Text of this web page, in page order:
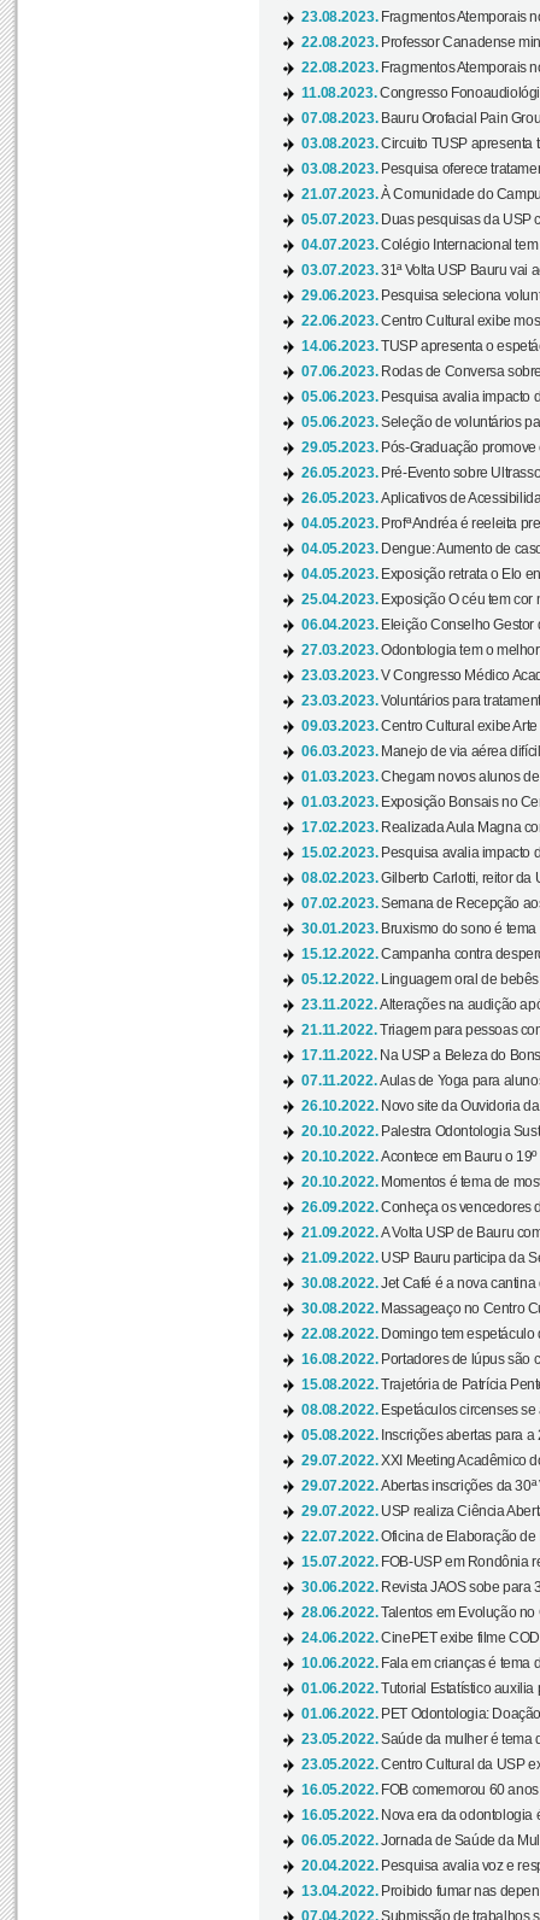
23.08.2023. Fragmentos Atemporais
22.08.2023. Professor Canadense
22.08.2023. Fragmentos Atemporais
11.08.2023.Congresso
07.08.2023. Bauru Orofacial Pain
03.08.2023.Circuito TUSP apresenta
03.08.2023. Pesquisa oferece
21.07.2023.À Comunidade do
05.07.2023. Duas pesquisas da USP
04.07.2023.Colégio Internacional
03.07.2023.31ª Volta USP Bauru vai
29.06.2023. Pesquisa seleciona
22.06.2023.Centro Cultural exibe
14.06.2023.TUSP apresenta o
07.06.2023. Rodas de Conversa
05.06.2023. Pesquisa avalia impacto
05.06.2023.Seleção de voluntários
29.05.2023. Pós-Graduação
26.05.2023. Pré-Evento sobre
26.05.2023.Aplicativos de
04.05.2023. Profª Andréa é reeleita
04.05.2023. Dengue: Aumento de
04.05.2023. Exposição retrata o Elo
25.04.2023. Exposição O céu tem cor
06.04.2023. Eleição Conselho Gestor
27.03.2023.Odontologia tem o
23.03.2023.V Congresso Médico
23.03.2023.Voluntários para
09.03.2023.Centro Cultural exibe
06.03.2023. Manejo de via aérea
01.03.2023.Chegam novos alunos
01.03.2023. Exposição Bonsais no
17.02.2023. Realizada Aula Magna
15.02.2023. Pesquisa avalia impacto
08.02.2023.Gilberto Carlotti, reitor da
07.02.2023.Semana de Recepção
30.01.2023. Bruxismo do sono é
15.12.2022.Campanha contra
05.12.2022.
Linguagem oral de
23.11.2022.Alterações na audição
21.11.2022.Triagem para pessoas
17.11.2022. Na USP a Beleza do
07.11.2022.Aulas de Yoga para
26.10.2022. Novo site da Ouvidoria
20.10.2022. Palestra Odontologia
20.10.2022.Acontece em Bauru o 19º
20.10.2022. Momentos é tema de
26.09.2022.Conheça os vencedores
21.09.2022.A Volta USP de Bauru
21.09.2022. USP Bauru participa da
30.08.2022.Jet Café é a nova
30.08.2022. Massageaço no Centro
22.08.2022. Domingo tem espetáculo
16.08.2022. Portadores de lúpus são
15.08.2022.Trajetória de Patrícia
08.08.2022. Espetáculos circenses
05.08.2022. Inscrições abertas para a
29.07.2022.XXI Meeting Acadêmico
29.07.2022.Abertas inscrições da 30ª
29.07.2022. USP realiza Ciência
22.07.2022.Oficina de Elaboração de
15.07.2022. FOB-USP em Rondônia
30.06.2022. Revista JAOS sobe para
28.06.2022.Talentos em Evolução no
24.06.2022.CinePET exibe filme
10.06.2022. Fala em crianças é tema
01.06.2022.Tutorial Estatístico auxilia
01.06.2022. PET Odontologia:
23.05.2022.Saúde da mulher é tema
23.05.2022.Centro Cultural da USP
16.05.2022. FOB comemorou 60
16.05.2022. Nova era da odontologia
06.05.2022.Jornada de Saúde da
20.04.2022. Pesquisa avalia voz e
13.04.2022. Proibido fumar nas
07.04.2022.Submissão de trabalhos